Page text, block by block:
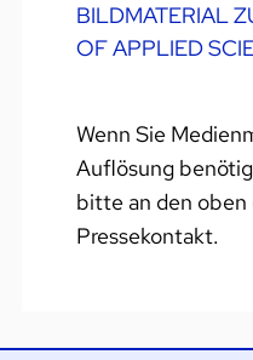
BILDMATERIAL
OF APPLIED
Wenn Sie
Auflösung
bitte an den oben
Pressekontakt.